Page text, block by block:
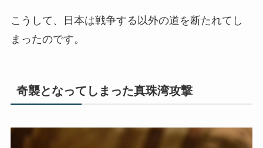
こうして、日本は戦争する以外の道を断たれてし
まったのです。
奇襲となってしまった真珠湾攻撃